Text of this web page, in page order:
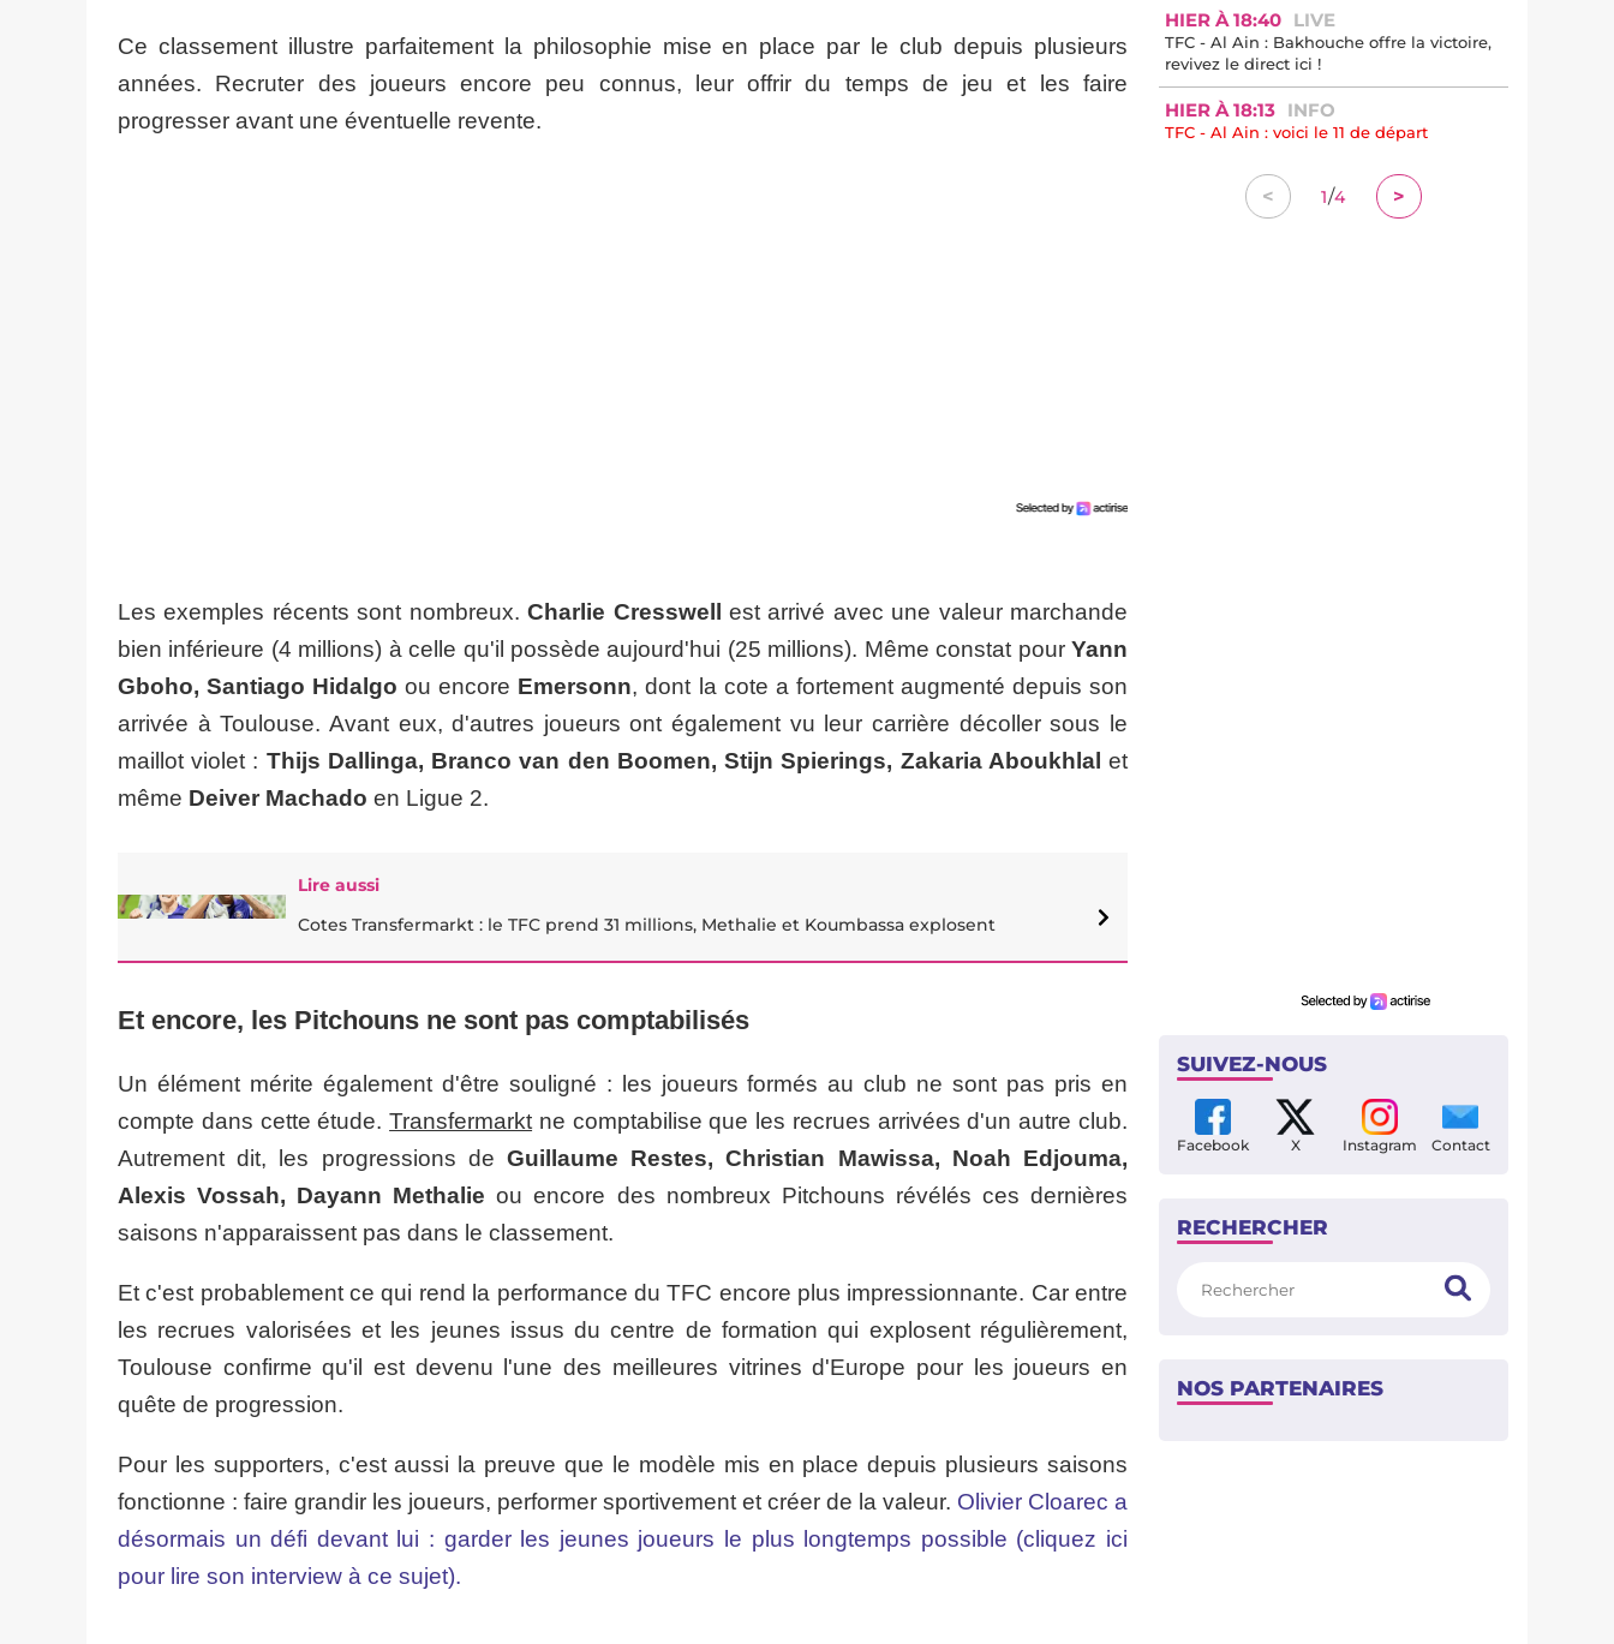
Ce classement illustre parfaitement la philosophie mise en place par le club depuis plusieurs
années. Recruter des joueurs encore peu connus, leur offrir du temps de jeu et les faire
progresser avant une éventuelle revente.
Les exemples récents sont nombreux.Charlie Cresswell
est arrivé avec une valeur marchande
bien inférieure (4 millions) à celle qu'il possède aujourd'hui (25 millions). Même constat pour Yann
Gboho, Santiago Hidalgo ou encore Emersonn, dont la cote a fortement augmenté depuis son
arrivée à Toulouse. Avant eux, d'autres joueurs ont également vu leur carrière décoller sous le
maillot violet : Thijs Dallinga, Branco van den Boomen, Stijn Spierings, Zakaria Aboukhlal et
même Deiver Machado en Ligue 2.
Lire aussi
Cotes Transfermarkt : le TFC prend 31 millions, Methalie et Koumbassa explosent
Et encore, les Pitchouns ne sont pas comptabilisés
Un élément mérite également d'être souligné : les joueurs formés au club ne sont pas pris en
compte dans cette étude.Transfermarkt ne comptabilise que les recrues arrivées d'un autre club.
Autrement dit, les progressions de Guillaume Restes, Christian Mawissa, Noah Edjouma,
Alexis Vossah, Dayann Methalie ou encore des nombreux Pitchouns révélés ces dernières
saisons n'apparaissent pas dans le classement.
Et c'est probablement ce qui rend la performance du TFC encore plus impressionnante. Car entre
les recrues valorisées et les jeunes issus du centre de formation qui explosent régulièrement,
Toulouse confirme qu'il est devenu l'une des meilleures vitrines d'Europe pour les joueurs en
quête de progression.
Pour les supporters, c'est aussi la preuve que le modèle mis en place depuis plusieurs saisons
fonctionne : faire grandir les joueurs, performer sportivement et créer de la valeur. Olivier Cloarec a
désormais un défi devant lui : garder les jeunes joueurs le plus longtemps possible (cliquez ici
pour lire son interview à ce sujet).
HIER À 18:40 LIVE
TFC - Al Ain : Bakhouche offre la victoire,
revivez le direct ici !
HIER À 18:13 INFO
TFC - Al Ain : voici le 11 de départ
< 1/4 >
SUIVEZ-NOUS
Facebook X Instagram Contact
RECHERCHER
NOS PARTENAIRES